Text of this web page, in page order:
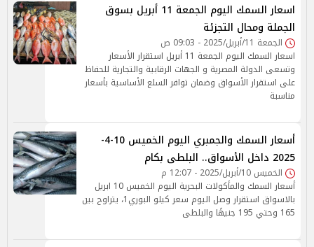
اسعار السمك اليوم الجمعة 11 أبريل بسوق
الجملة ومحال التجزئة
الجمعة 11/أبريل/2025 - 09:03 ص
اسعار السمك اليوم الجمعة 11 أبريل استقرار الأسعار
وتسعى الدولة المصرية و الجهات الرقابية والتجارية للحفاظ
على استقرار الأسواق وضمان توافر السلع الأساسية بأسعار
مناسبة
أسعار السمك والجمبري اليوم الخميس 10-4-
2025 داخل الأسواق.. البلطى بكام
الخميس 10/أبريل/2025 - 12:07 م
أسعار السمك والمأكولات البحرية اليوم الخميس 10 ابريل
بالاسواق استقرار وصل اليوم سعر كيلو البوري1، يتراوح بين
165 وحتي 195 جنيهًا والبلطى